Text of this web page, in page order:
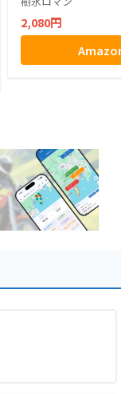
2,080円
Amazon